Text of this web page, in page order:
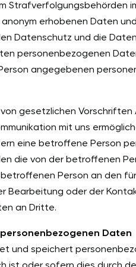
Strafverfolgungsbehörden
erhobenen Daten
Datenschutz und die
personenbezogenen
angegebenen
gesetzlichen
mit uns
eine betroffene Person
die von der betroffenen
Person an den
Bearbeitung oder der
an Dritte.
Daten
und speichert